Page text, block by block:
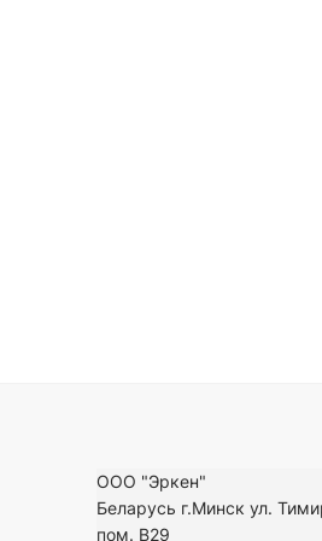
ООО "Эркен"
Беларусь г.Минск ул.
пом. В29